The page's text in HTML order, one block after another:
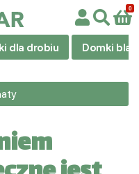
dla drobiu Domki